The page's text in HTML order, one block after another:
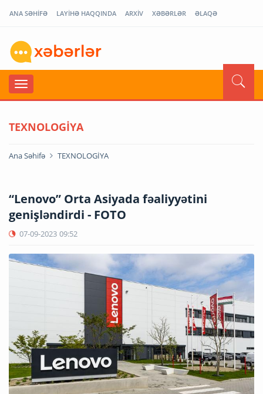
ANA SƏHİFƏ LAYİHƏ HAQQINDA ARXİV XƏBƏRLƏR ƏLAQƏ
TEXNOLOGİYA
Ana Səhifə TEXNOLOGİYA
“Lenovo” Orta Asiyada fəaliyyətini
genişləndirdi - FOTO
07-09-2023 09:52